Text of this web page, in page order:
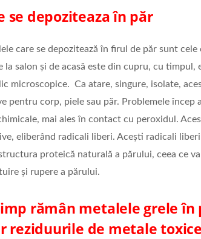
se depoziteaza în păr
care se depozitează în firul de păr sunt
la salon și de acasă este din cupru, cu timpul,
microscopice. Ca atare, singure, isolate,
pentru corp, piele sau păr. Problemele încep
mai ales în contact cu peroxidul.
eliberând radicali liberi. Acești radicali
proteică naturală a părului, ceea ce
și rupere a părului.
rămân metalele grele în
reziduurile de metale